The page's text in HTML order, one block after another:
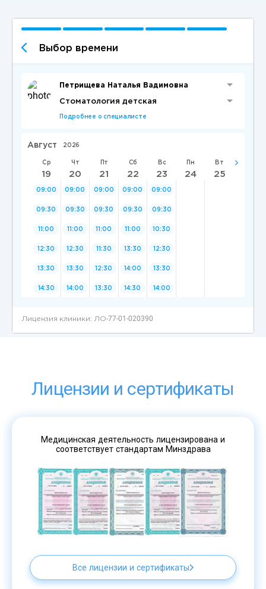
Лицензии и сертификаты
Медицинская деятельность лицензирована и
соответствует стандартам Минздрава
Все лицензии и сертификаты